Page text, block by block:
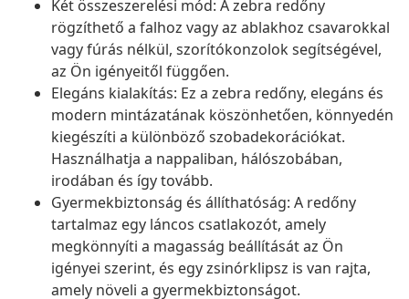
Két összeszerelési mód: A zebra redőny
rögzíthető a falhoz vagy az ablakhoz csavarokkal
vagy fúrás nélkül, szorítókonzolok segítségével,
az Ön igényeitől függően.
Elegáns kialakítás: Ez a zebra redőny, elegáns és
modern mintázatának köszönhetően, könnyedén
kiegészíti a különböző szobadekorációkat.
Használhatja a nappaliban, hálószobában,
irodában és így tovább.
Gyermekbiztonság és állíthatóság: A redőny
tartalmaz egy láncos csatlakozót, amely
megkönnyíti a magasság beállítását az Ön
igényei szerint, és egy zsinórklipsz is van rajta,
amely növeli a gyermekbiztonságot.